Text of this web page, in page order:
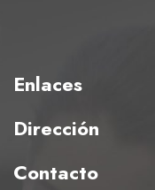
Enlaces
Dirección
Contacto